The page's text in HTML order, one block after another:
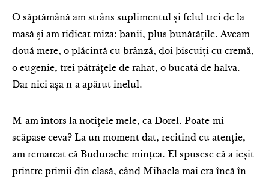
O săptămână am strâns suplimentul și felul trei de la
masă și am ridicat miza: banii, plus bunătățile. Aveam
două mere, o plăcintă cu brânză, doi biscuiți cu cremă,
o eugenie, trei pătrățele de rahat, o bucată de halva.
Dar nici așa n-a apărut inelul.
M-am întors la notițele mele, ca Dorel. Poate-mi
scăpase ceva? La un moment dat, recitind cu atenție,
am remarcat că Budurache mințea. El spusese că a ieșit
printre primii din clasă, când Mihaela mai era încă în